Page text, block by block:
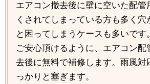
エアコン撤去後に壁に空いた配管
くされてしまっている方も多く穴
と困ってしまうケースも多いです
ご安心頂けるように、エアコン配
去後に無料で補修します。雨風対
っかりと塞ぎます。